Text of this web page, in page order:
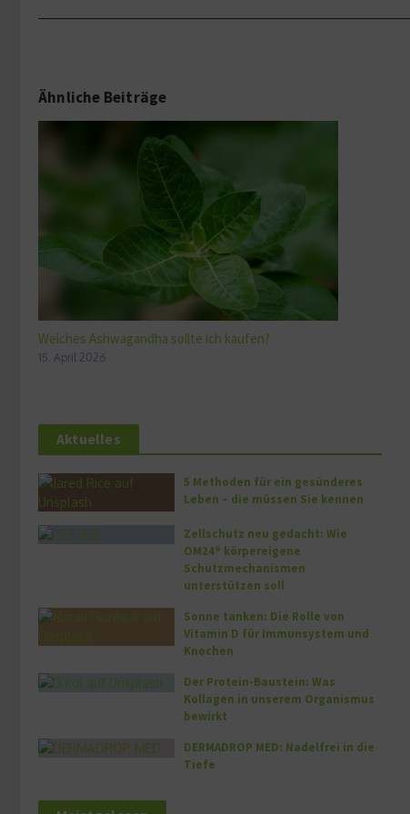
Ähnliche Beiträge
Welches Ashwagandha sollte ich kaufen?
15. April 2026
Aktuelles
5 Methoden für ein gesünderes
Leben – die müssen Sie kennen
Zellschutz neu gedacht: Wie
OM24® körpereigene
Schutzmechanismen
unterstützen soll
Sonne tanken: Die Rolle von
Vitamin D für Immunsystem und
Knochen
Der Protein-Baustein: Was
Kollagen in unserem Organismus
bewirkt
DERMADROP MED: Nadelfrei in die
Tiefe